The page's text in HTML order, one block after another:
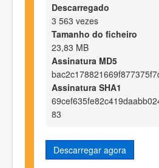
Descarregado
3 563 vezes
Tamanho do ficheiro
23,83 MB
Assinatura MD5
Assinatura SHA1
83
Descarregar agora